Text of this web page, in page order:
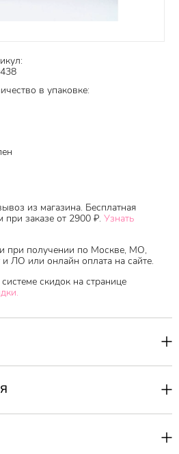
в упаковке:
из магазина. Бесплатная
при заказе от 2900 ₽. Узнать
при получении по Москве, МО,
и ЛО или онлайн оплата на сайте.
скидок на странице
Green – это тайский популярный
случаи жизни».
свежести. Открутите
пенала мини ингалятора с